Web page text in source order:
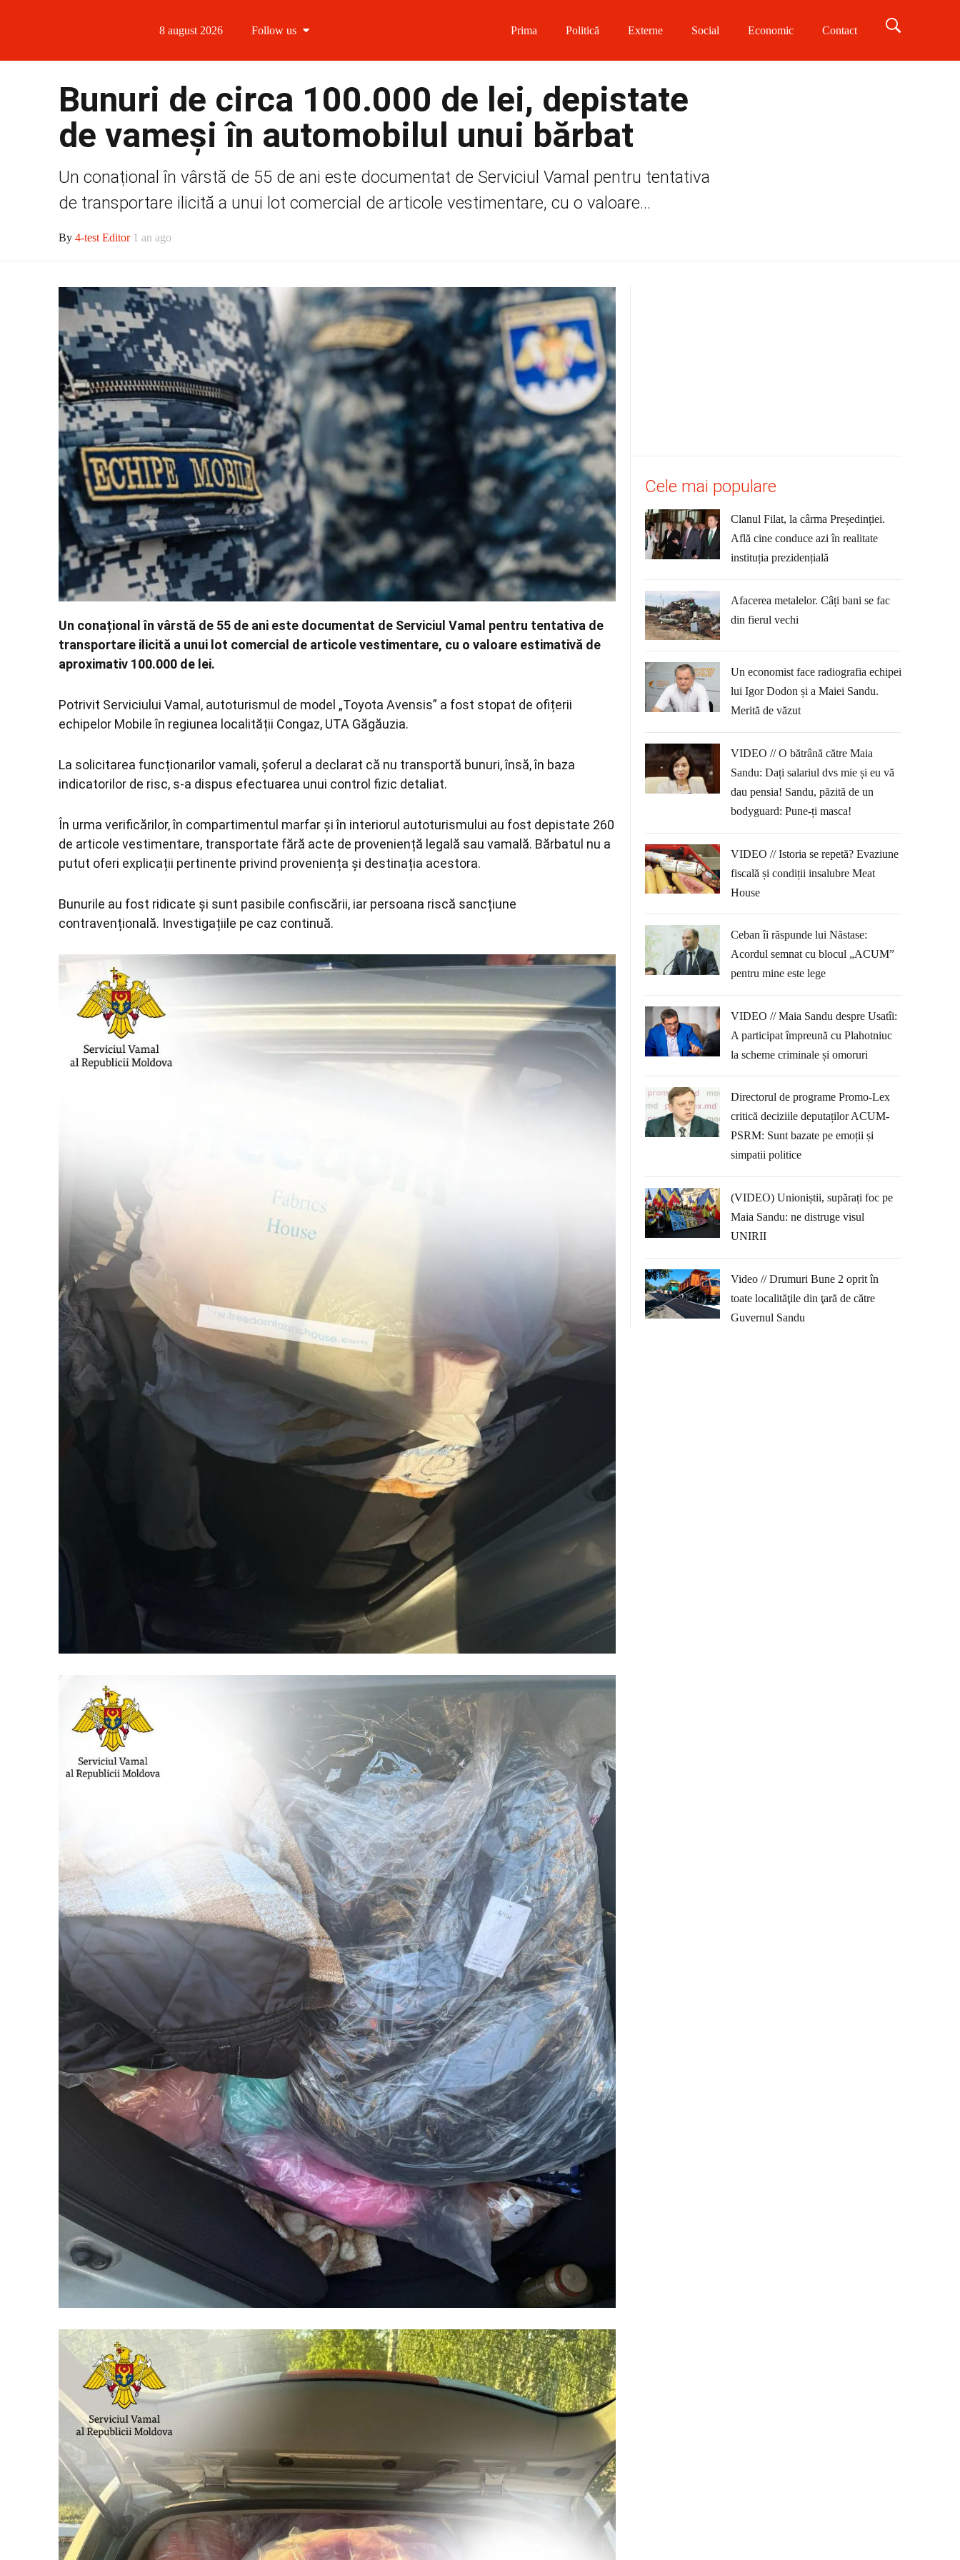
8 august 2026 Follow us
Follow us on Twitter
Prima Politică Externe Social Economic Contact
Bunuri de circa 100.000 de lei, depistate
de vameși în automobilul unui bărbat
Un conațional în vârstă de 55 de ani este documentat de Serviciul Vamal pentru tentativa
de transportare ilicită a unui lot comercial de articole vestimentare, cu o valoare...
By 4-test Editor 1 an ago
Un conațional în vârstă de 55 de ani este documentat de Serviciul Vamal pentru tentativa de
transportare ilicită a unui lot comercial de articole vestimentare, cu o valoare estimativă de
aproximativ 100.000 de lei.
Potrivit Serviciului Vamal, autoturismul de model „Toyota Avensis” a fost stopat de ofițerii
echipelor Mobile în regiunea localității Congaz, UTA Găgăuzia.
La solicitarea funcționarilor vamali, șoferul a declarat că nu transportă bunuri, însă, în baza
indicatorilor de risc, s-a dispus efectuarea unui control fizic detaliat.
În urma verificărilor, în compartimentul marfar și în interiorul autoturismului au fost depistate 260
de articole vestimentare, transportate fără acte de proveniență legală sau vamală. Bărbatul nu a
putut oferi explicații pertinente privind proveniența și destinația acestora.
Bunurile au fost ridicate și sunt pasibile confiscării, iar persoana riscă sancțiune
contravențională. Investigațiile pe caz continuă.
Cele mai populare
Clanul Filat, la cârma Președinției.
Află cine conduce azi în realitate
instituția prezidențială
Afacerea metalelor. Câți bani se fac
din fierul vechi
Un economist face radiografia echipei
lui Igor Dodon și a Maiei Sandu.
Merită de văzut
VIDEO // O bătrână către Maia
Sandu: Dați salariul dvs mie și eu vă
dau pensia! Sandu, păzită de un
bodyguard: Pune-ți masca!
VIDEO // Istoria se repetă? Evaziune
fiscală și condiții insalubre Meat
House
Ceban îi răspunde lui Năstase:
Acordul semnat cu blocul „ACUM”
pentru mine este lege
VIDEO // Maia Sandu despre Usatîi:
A participat împreună cu Plahotniuc
la scheme criminale și omoruri
Directorul de programe Promo-Lex
critică deciziile deputaților ACUM-
PSRM: Sunt bazate pe emoții și
simpatii politice
(VIDEO) Unioniștii, supărați foc pe
Maia Sandu: ne distruge visul
UNIRII
Video // Drumuri Bune 2 oprit în
toate localităţile din ţară de către
Guvernul Sandu